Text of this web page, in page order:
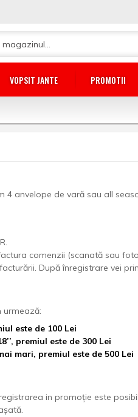
VOPSIT JANTE PROMOTII
4 anvelope de vară sau all
comenzii (scanată sau
După înregistrare vei
urmează:
este de 100 Lei
premiul este de 300 Lei
mari, premiul este de 500 Lei
in promoție este